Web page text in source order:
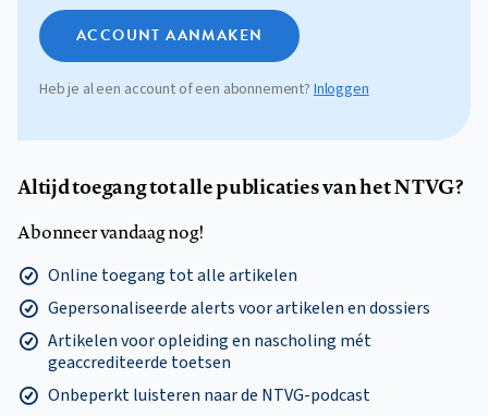
ACCOUNT AANMAKEN
Heb je al een account of een abonnement?Inloggen
Altijd toegang tot alle publicaties van het NTVG?
Abonneer vandaag nog!
Online toegang tot alle artikelen
Gepersonaliseerde alerts voor artikelen en dossiers
Artikelen voor opleiding en nascholing mét
geaccrediteerde toetsen
Onbeperkt luisteren naar de NTVG-podcast